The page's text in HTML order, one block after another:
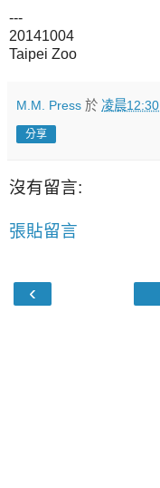
---
20141004
Taipei Zoo
M.M. Press 於 凌晨12:30
分享
沒有留言:
張貼留言
‹